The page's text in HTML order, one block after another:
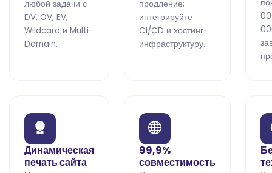
любой задачи с
DV, OV, EV,
Wildcard и Multi-
Domain.
продление;
интегрируйте
CI/CD и хостинг-
инфраструктуру.
Динамическая
печать сайта
99,9%
совместимость